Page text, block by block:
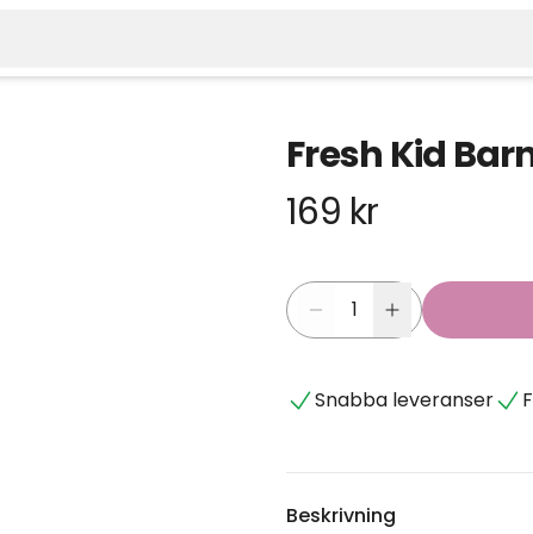
Fresh Kid
169 kr
Snabba leveranser
Beskrivning